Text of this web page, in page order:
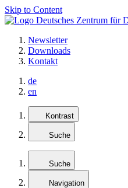
Skip to Content
Newsletter
Downloads
Kontakt
de
en
Kontrast
Suche
Suche
Navigation